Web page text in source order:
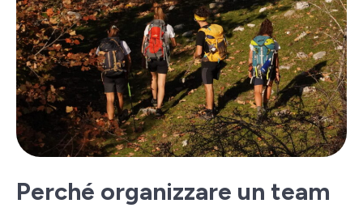
Perché organizzare un team